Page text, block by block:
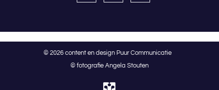
© 2026 content en design Puur Communicatie
© fotografie Angela Stouten